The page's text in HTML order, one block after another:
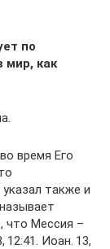
по
мир, как
время Его
также и
что Мессия –
12:41. Иоан. 13,